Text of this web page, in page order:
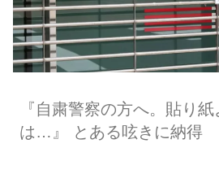
『自粛警察の方へ。貼り
は…』 とある呟きに納得